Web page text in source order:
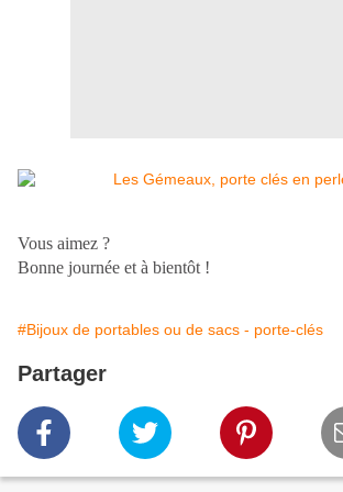
Vous aimez ?
Bonne journée et à bientôt !
#Bijoux de portables ou de sacs - porte-clés
Partager